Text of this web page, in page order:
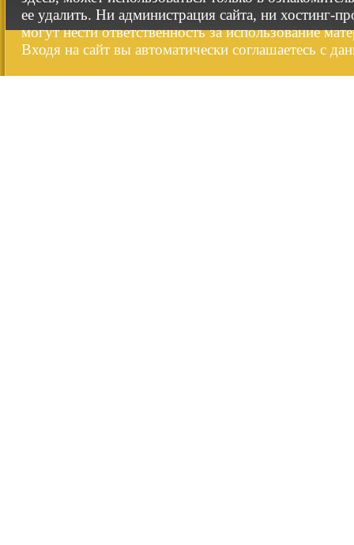
ее удалить. Ни администрация сайта, ни хостинг-
могут нести ответственность за использование
Входя на сайт вы автоматически соглашаетесь с